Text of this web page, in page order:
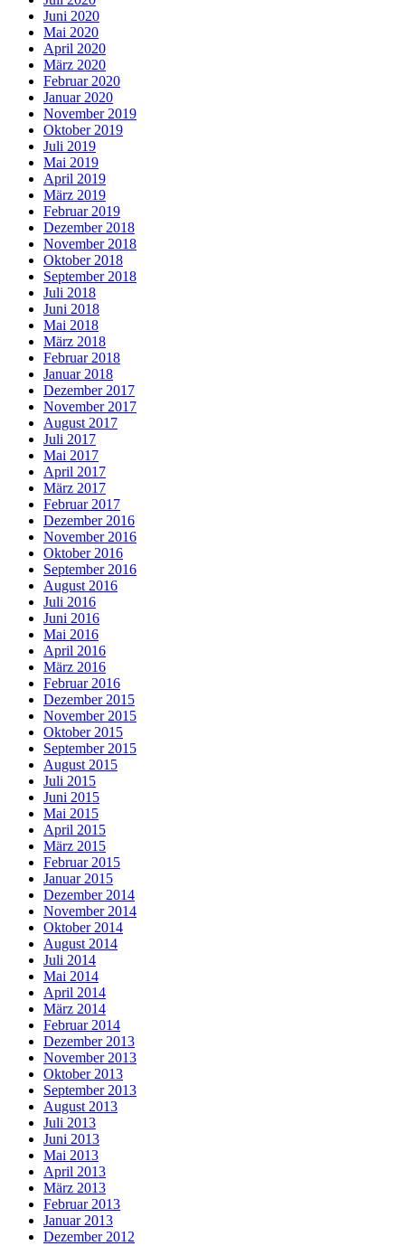
Juni 2020
Mai 2020
April 2020
März 2020
Februar 2020
Januar 2020
November 2019
Oktober 2019
Juli 2019
Mai 2019
April 2019
März 2019
Februar 2019
Dezember 2018
November 2018
Oktober 2018
September 2018
Juli 2018
Juni 2018
Mai 2018
März 2018
Februar 2018
Januar 2018
Dezember 2017
November 2017
August 2017
Juli 2017
Mai 2017
April 2017
März 2017
Februar 2017
Dezember 2016
November 2016
Oktober 2016
September 2016
August 2016
Juli 2016
Juni 2016
Mai 2016
April 2016
März 2016
Februar 2016
Dezember 2015
November 2015
Oktober 2015
September 2015
August 2015
Juli 2015
Juni 2015
Mai 2015
April 2015
März 2015
Februar 2015
Januar 2015
Dezember 2014
November 2014
Oktober 2014
August 2014
Juli 2014
Mai 2014
April 2014
März 2014
Februar 2014
Dezember 2013
November 2013
Oktober 2013
September 2013
August 2013
Juli 2013
Juni 2013
Mai 2013
April 2013
März 2013
Februar 2013
Januar 2013
Dezember 2012